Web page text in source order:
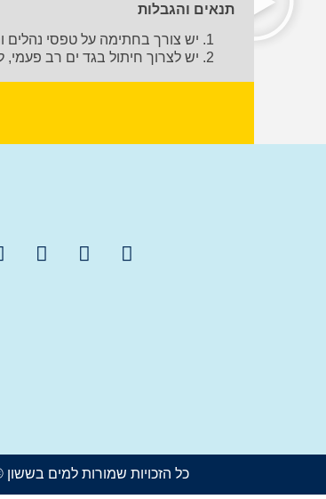
תנאים והגבלות
יש צורך בחתימה על טפסי נהלים
יש לצרוך חיתול בגד ים רב
כל הזכויות שמורות למים בששון ©